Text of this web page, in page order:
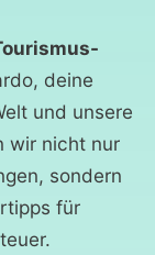
deine
und unsere
wir nicht nur
sondern
für